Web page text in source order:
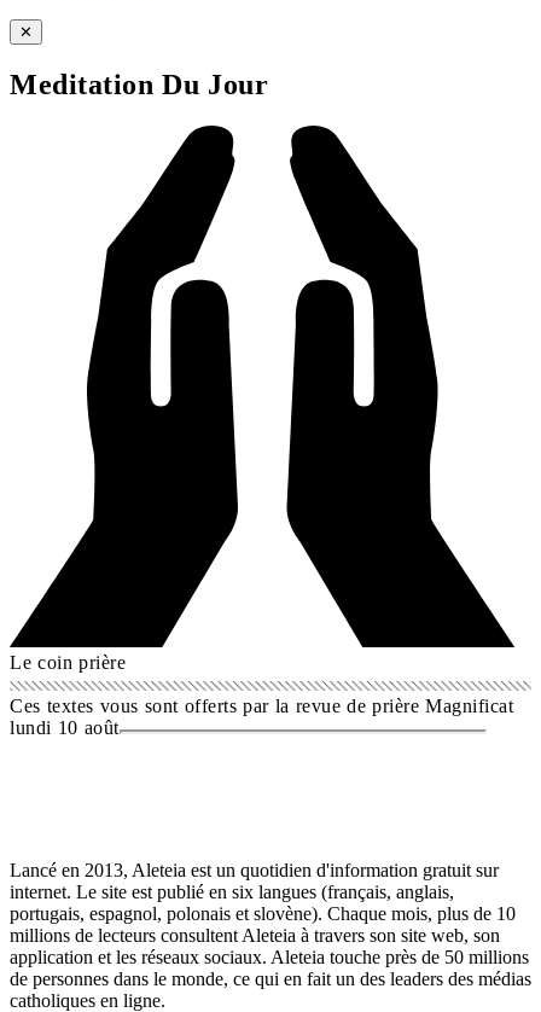
✕
Meditation Du Jour
Le coin prière
Ces textes vous sont offerts par la revue de prière Magnificat
lundi 10 août
Lancé en 2013, Aleteia est un quotidien d'information gratuit sur
internet. Le site est publié en six langues (français, anglais,
portugais, espagnol, polonais et slovène). Chaque mois, plus de 10
millions de lecteurs consultent Aleteia à travers son site web, son
application et les réseaux sociaux. Aleteia touche près de 50 millions
de personnes dans le monde, ce qui en fait un des leaders des médias
catholiques en ligne.